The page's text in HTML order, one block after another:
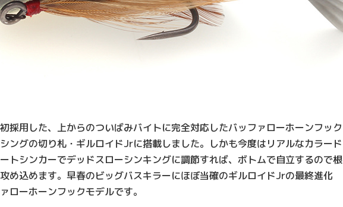
採用した、上からのついばみバイトに完全対応したバッファローホーンフック
ングの切り札・ギルロイドJrに搭載しました。しかも今度はリアルなカラード
トシンカーでデッドスローシンキングに調節すれば、ボトムで自立するので根
め込めます。早春のビッグバスキラーにほぼ当確のギルロイドJrの最終進化
ローホーンフックモデルです。